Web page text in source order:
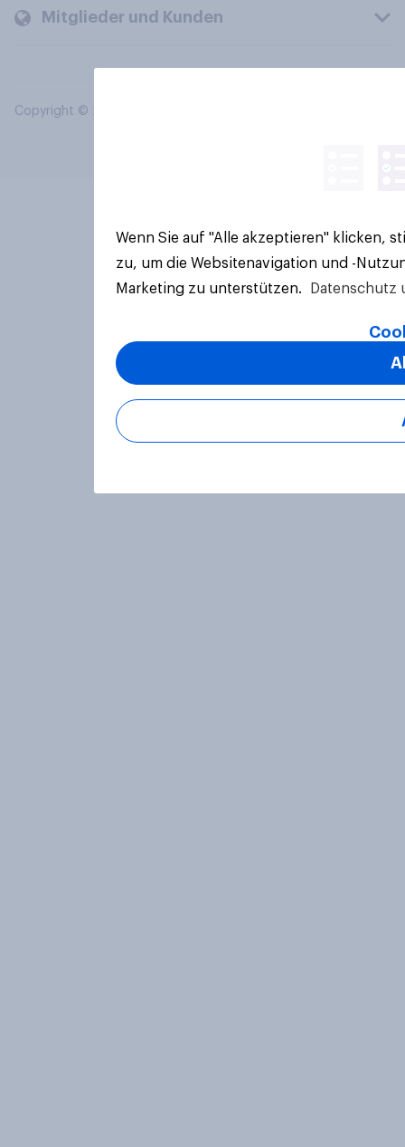
Mitglieder und Kunden
Copyright © 2026 YouGov PLC. Alle Rechte vorbehalten.
Wenn Sie auf "Alle akzeptieren" klicken,
zu, um die Websitenavigation und -
Marketing zu unterstützen.
Datenschutz